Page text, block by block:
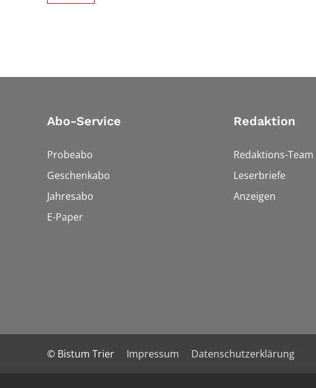
Abo-Service
Probeabo
Geschenkabo
Jahresabo
E-Paper
Redaktion
Redaktions-Team
Leserbriefe
Anzeigen
© Bistum Trier Impressum Datenschutzerklärung